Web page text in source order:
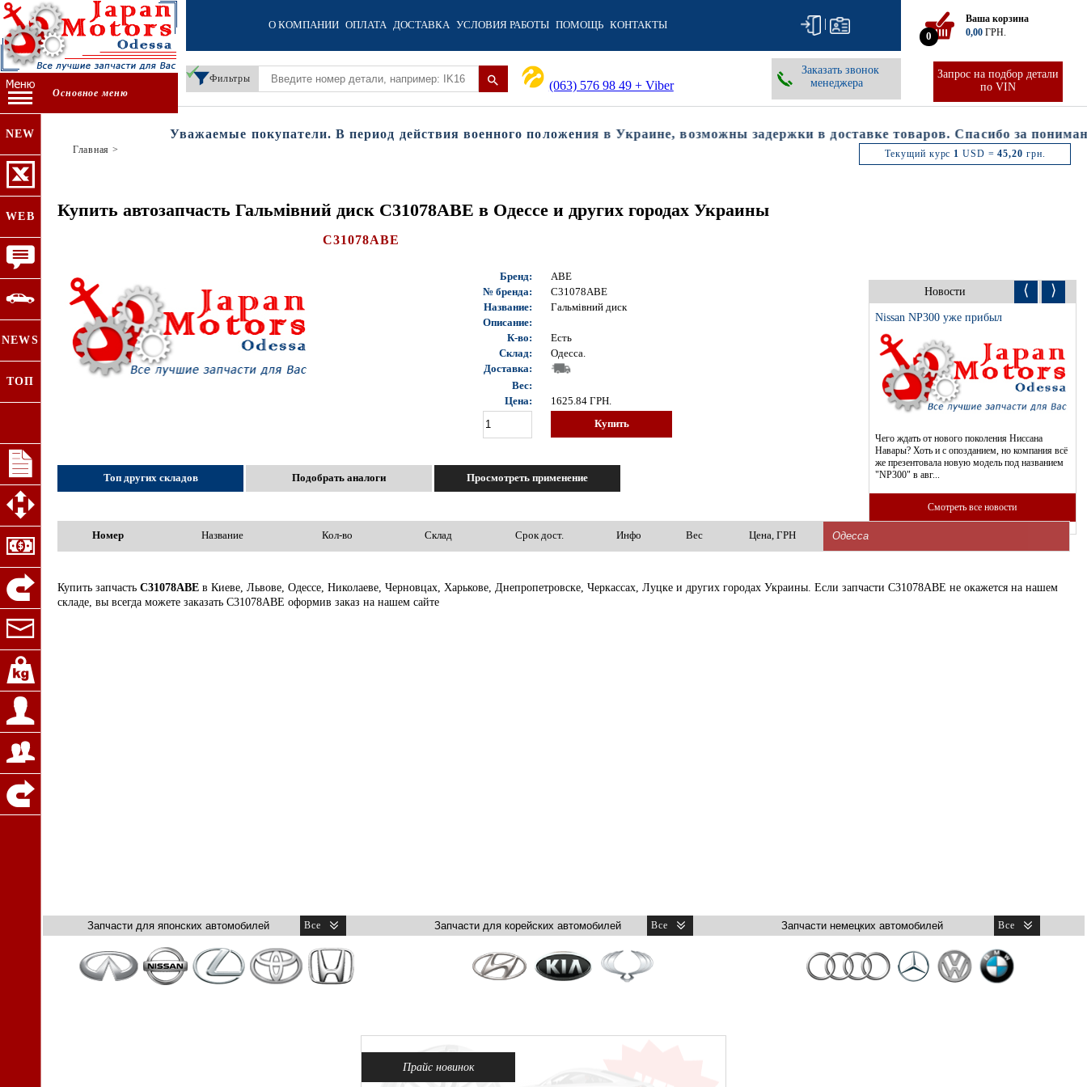
О КОМПАНИИ ОПЛАТА ДОСТАВКА УСЛОВИЯ РАБОТЫ ПОМОЩЬ КОНТАКТЫ |
Фильтры
(063) 576 98 49 + Viber
Запрос на подбор детали
по VIN
Заказать звонок
менеджера
0
Ваша корзина
0,00 ГРН.
Основное меню
NEW
WEB
NEWS
ТОП
Уважаемые покупатели. В период действия военного положения в Украине, возможны задержки в доставке товаров. Спасибо за
Главная > Текущий курс 1 USD =45,20 грн.
Купить автозапчасть Гальмівний диск C31078ABE в Одессе и других городах Украины
C31078ABE
Бренд:
ABE
№ бренда:
C31078ABE
Название:
Гальмівний диск
Описание:
К-во:
Есть
Склад:
Одесса.
Доставка:
Вес:
Цена:
1625.84 ГРН.
Купить
Топ других складов Подобрать аналоги Просмотреть применение
Новости ⟨ ⟩
Nissan NP300 уже прибыл
Чего ждать от нового поколения Ниссана
Навары? Хоть и с опозданием, но компания всё
же презентовала новую модель под названием
"NP300" в авг...
Смотреть все новости
Номер Название Кол-во Склад Срок дост. Инфо Вес Цена, ГРН
Купить запчастьC31078ABE в Киеве, Львове, Одессе, Николаеве, Черновцах, Харькове, Днепропетровске, Черкассах, Луцке и других городах Украины. Если запчасти C31078ABE не окажется на нашем
складе, вы всегда можете заказать C31078ABE оформив заказ на нашем сайте
Прайс новинок